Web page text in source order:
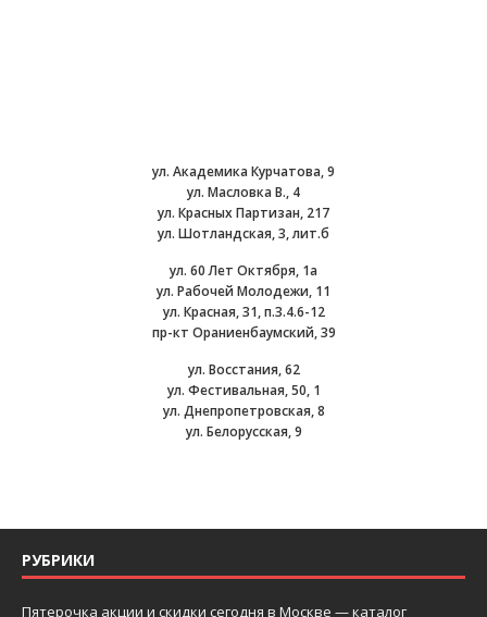
ул. Академика Курчатова, 9
ул. Масловка В., 4
ул. Красных Партизан, 217
ул. Шотландская, 3, лит.б
ул. 60 Лет Октября, 1а
ул. Рабочей Молодежи, 11
ул. Красная, 31, п.3.4.6-12
пр-кт Ораниенбаумский, 39
ул. Восстания, 62
ул. Фестивальная, 50, 1
ул. Днепропетровская, 8
ул. Белорусская, 9
РУБРИКИ
Пятерочка акции и скидки сегодня в Москве — каталог